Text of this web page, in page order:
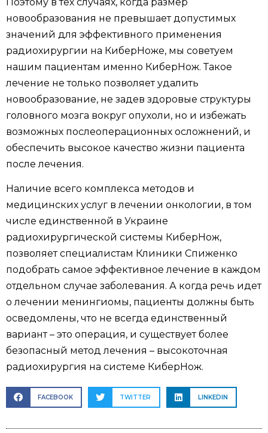
новообразования не превышает допустимых
значений для эффективного применения
радиохирургии на КиберНоже, мы советуем
нашим пациентам именно КиберНож. Такое
лечение не только позволяет удалить
новообразование, не задев здоровые структуры
головного мозга вокруг опухоли, но и избежать
возможных послеоперационных осложнений, и
обеспечить высокое качество жизни пациента
после лечения.
Наличие всего комплекса методов и
медицинских услуг в лечении онкологии, в том
числе единственной в Украине
радиохирургической системы КиберНож,
позволяет специалистам Клиники Спиженко
подобрать самое эффективное лечение в каждом
отдельном случае заболевания. А когда речь идет
о лечении менингиомы, пациенты должны быть
осведомлены, что не всегда единственный
вариант – это операция, и существует более
безопасный метод лечения – высокоточная
радиохирургия на системе КиберНож.
FACEBOOK TWITTER LINKEDIN